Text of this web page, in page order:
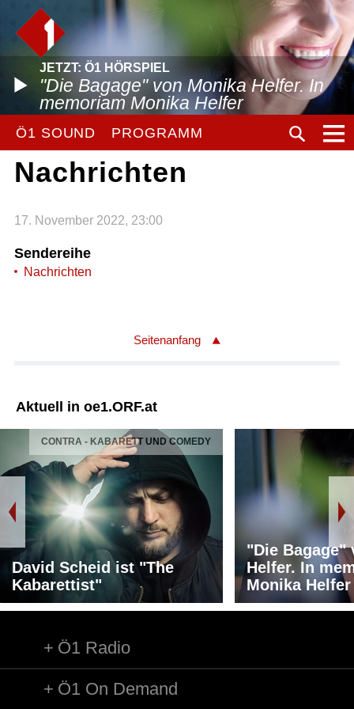
JETZT: Ö1 HÖRSPIEL
"Die Bagage" von Monika Helfer. In
memoriam Monika Helfer
Ö1 SOUND PROGRAMM
Nachrichten
17. November 2022, 23:00
Sendereihe
Nachrichten
Seitenanfang
Aktuell in oe1.ORF.at
CONTRA - KABARETT UND COMEDY
David Scheid ist "The
Kabarettist"
"Die Bagage"
Helfer. In
Monika Helfer
Ö1 Radio
Ö1 On Demand